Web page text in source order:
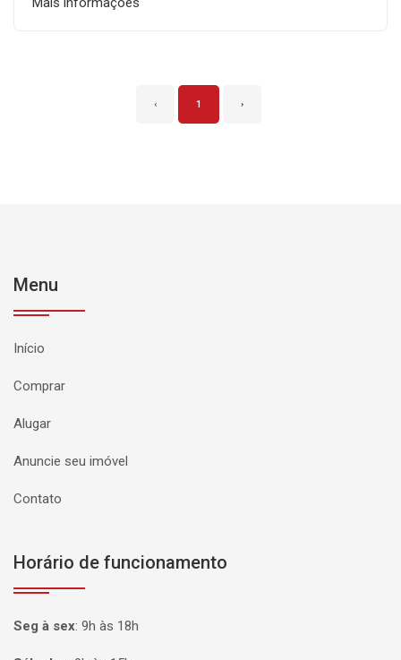
‹ 1 ›
Menu
Início
Comprar
Alugar
Anuncie seu imóvel
Contato
Horário de funcionamento
Seg à sex: 9h às 18h